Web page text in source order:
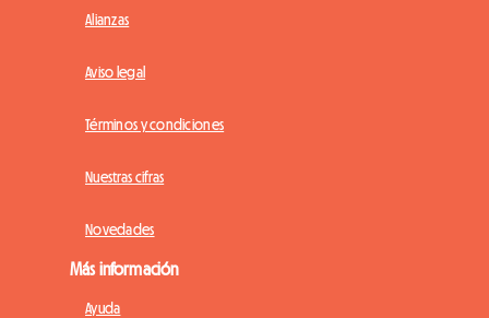
Alianzas
Aviso legal
Términos y condiciones
Nuestras cifras
Novedades
Más información
Ayuda